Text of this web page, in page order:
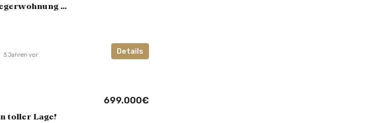
Schöne Stadtvilla mit Einliegerwohnung und großem Grundstück
Details
3 Jahren vor
toller Lage!
699.000€